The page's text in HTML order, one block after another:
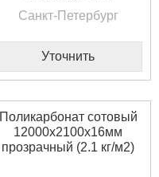
Санкт-Петербург
Уточнить
Поликарбонат сотовый
12000x2100x16мм
прозрачный (2.1 кг/м2)